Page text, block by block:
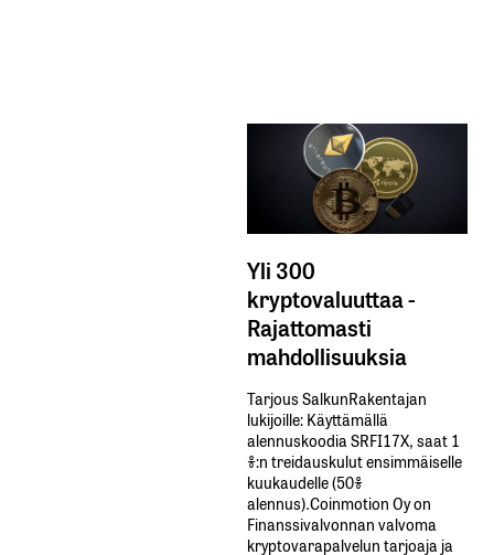
Yli 300
kryptovaluuttaa -
Rajattomasti
mahdollisuuksia
Tarjous SalkunRakentajan
lukijoille: Käyttämällä​ ​
alennuskoodia​ ​SRFI17X,​ ​saat​ ​1
%:n treidauskulut​ ​ensimmäiselle​ ​
kuukaudelle​ ​(50%​ ​
alennus).Coinmotion Oy on
Finanssivalvonnan valvoma
kryptovarapalvelun tarjoaja ja